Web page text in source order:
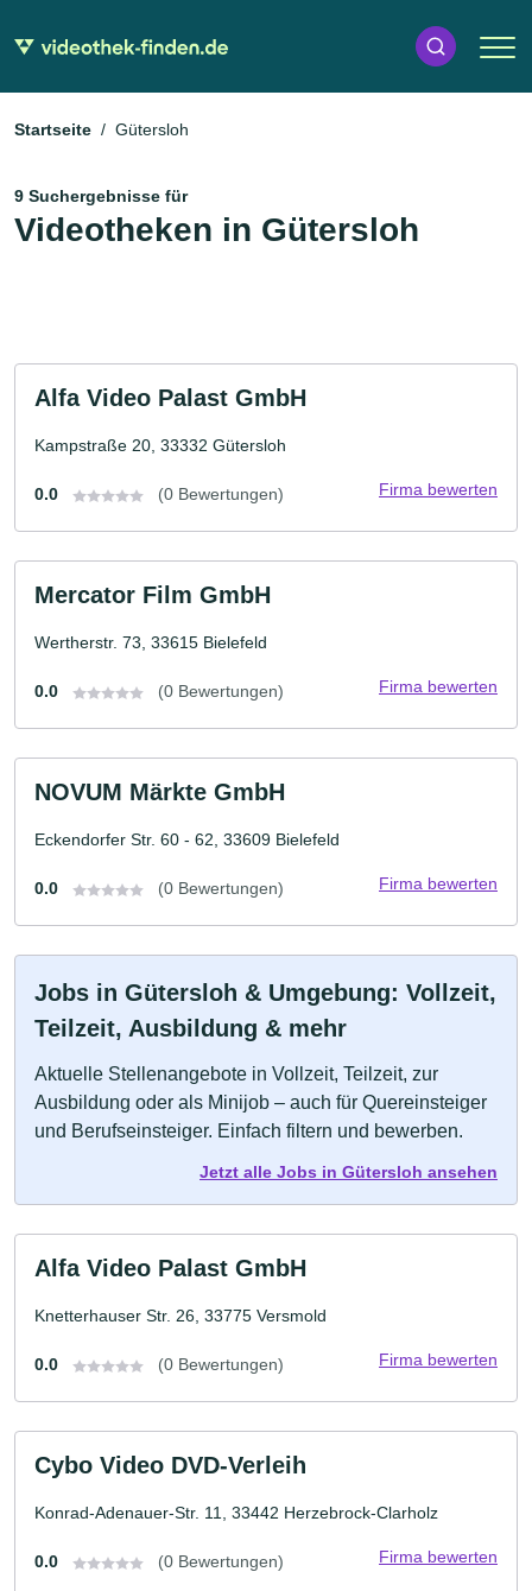
Startseite Gütersloh
9 Suchergebnisse für
Videotheken in Gütersloh
Alfa Video Palast GmbH
Kampstraße 20, 33332 Gütersloh
0.0 (0 Bewertungen) Firma bewerten
Mercator Film GmbH
Wertherstr. 73, 33615 Bielefeld
0.0 (0 Bewertungen) Firma bewerten
NOVUM Märkte GmbH
Eckendorfer Str. 60 - 62, 33609 Bielefeld
0.0 (0 Bewertungen) Firma bewerten
Jobs in Gütersloh & Umgebung: Vollzeit,
Teilzeit, Ausbildung & mehr
Aktuelle Stellenangebote in Vollzeit, Teilzeit, zur
Ausbildung oder als Minijob – auch für Quereinsteiger
und Berufseinsteiger. Einfach filtern und bewerben.
Jetzt alle Jobs in Gütersloh ansehen
Alfa Video Palast GmbH
Knetterhauser Str. 26, 33775 Versmold
0.0 (0 Bewertungen) Firma bewerten
Cybo Video DVD-Verleih
Konrad-Adenauer-Str. 11, 33442 Herzebrock-Clarholz
0.0 (0 Bewertungen) Firma bewerten